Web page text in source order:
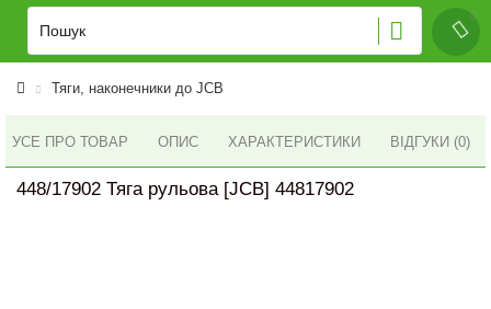
Тяги, наконечники до JCB
УСЕ ПРО ТОВАР ОПИС ХАРАКТЕРИСТИКИ ВІДГУКИ (0)
448/17902 Тяга рульова [JCB] 44817902